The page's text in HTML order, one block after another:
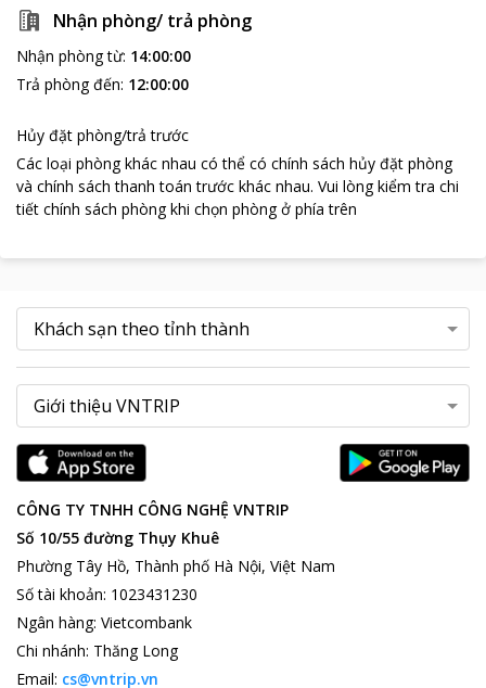
Nhận phòng/ trả phòng
Nhận phòng từ: 14:00:00
Trả phòng đến: 12:00:00
Hủy đặt phòng/trả trước
Các loại phòng khác nhau có thể có chính sách hủy đặt phòng
và chính sách thanh toán trước khác nhau. Vui lòng kiểm tra chi
tiết chính sách phòng khi chọn phòng ở phía trên
CÔNG TY TNHH CÔNG NGHỆ VNTRIP
Số 10/55 đường Thụy Khuê
Phường Tây Hồ, Thành phố Hà Nội, Việt Nam
Số tài khoản: 1023431230
Ngân hàng: Vietcombank
Chi nhánh: Thăng Long
Email: cs@vntrip.vn